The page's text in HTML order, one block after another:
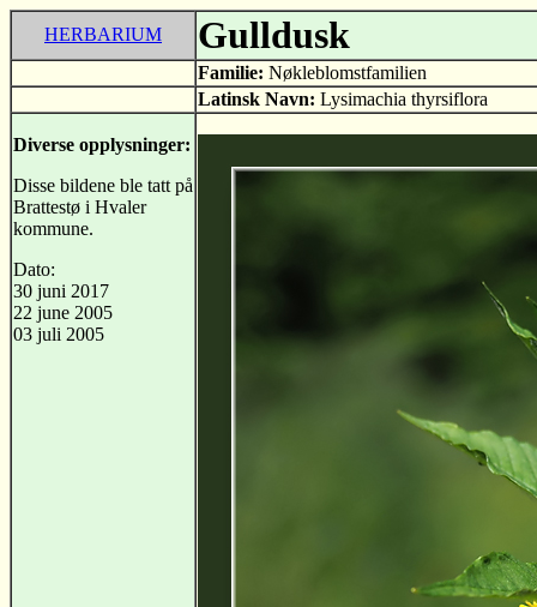
HERBARIUM Gulldusk
Familie: Nøkleblomstfamilien
Latinsk Navn: Lysimachia thyrsiflora
Diverse opplysninger:
Disse bildene ble tatt på
Brattestø i Hvaler
kommune.
Dato:
30 juni 2017
22 june 2005
03 juli 2005